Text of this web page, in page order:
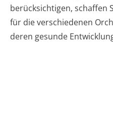
berücksichtigen, schaffen
für die verschiedenen
deren gesunde